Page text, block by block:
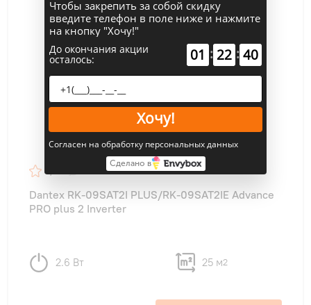
4,8
Dantex RK-09SAT2I PLUS/RK-09SAT2IE Advance
PRO plus 2 Inverter
2.6 Вт 25 м2
Чтобы закрепить за собой скидку
введите телефон в поле ниже и нажмите
на кнопку "Хочу!"
До окончания акции
осталось: 01 : 22 : 39
Хочу!
Согласен на обработку персональных данных
Сделано в